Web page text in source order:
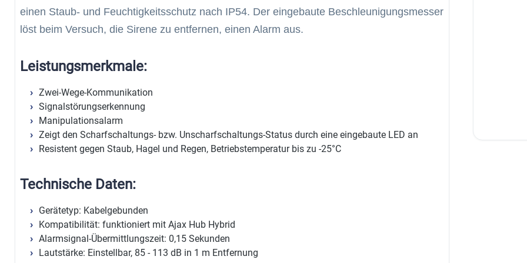
einen Staub- und Feuchtigkeitsschutz nach IP54. Der eingebaute Beschleunigungsmesser
löst beim Versuch, die Sirene zu entfernen, einen Alarm aus.
Leistungsmerkmale:
Zwei-Wege-Kommunikation
Signalstörungserkennung
Manipulationsalarm
Zeigt den Scharfschaltungs- bzw. Unscharfschaltungs-Status durch eine eingebaute LED an
Resistent gegen Staub, Hagel und Regen, Betriebstemperatur bis zu -25°C
Technische Daten:
Gerätetyp: Kabelgebunden
Kompatibilität: funktioniert mit Ajax Hub Hybrid
Alarmsignal-Übermittlungszeit: 0,15 Sekunden
Lautstärke: Einstellbar, 85 - 113 dB in 1 m Entfernung